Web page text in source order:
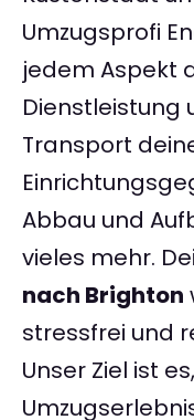
Umzugsprofi
jedem Aspekt
Dienstleistung
Transport
Abbau und
vieles mehr.
nach Brighton
stressfrei und
Unser Ziel ist